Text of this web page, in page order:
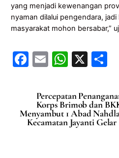
yang menjadi kewenangan
nyaman dilalui pengendara,
masyarakat mohon bersabar,”
F
c
e
b
E
ai
l
W
at
s
A
X
e
Percepatan
Korps Brimob dan
Menyambut 1 Abad
Kecamatan Jayanti Gelar